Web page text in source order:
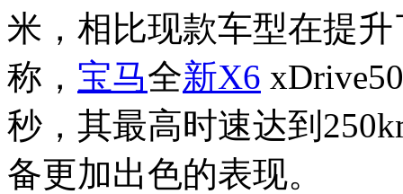
米，相比现款车型在提
称， 宝马全新X6
秒，其最高时速达到
备更加出色的表现。